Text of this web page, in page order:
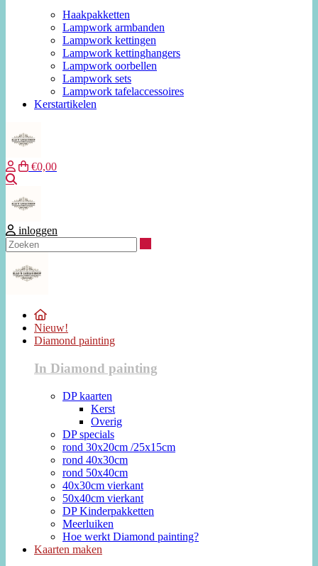
Haakpakketten
Lampwork armbanden
Lampwork kettingen
Lampwork kettinghangers
Lampwork oorbellen
Lampwork sets
Lampwork tafelaccessoires
Kerstartikelen
€0,00
inloggen
Nieuw!
Diamond painting
In Diamond painting
DP kaarten
Kerst
Overig
DP specials
rond 30x20cm /25x15cm
rond 40x30cm
rond 50x40cm
40x30cm vierkant
50x40cm vierkant
DP Kinderpakketten
Meerluiken
Hoe werkt Diamond painting?
Kaarten maken